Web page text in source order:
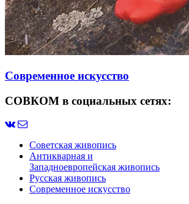
Современное искусство
СОВКОМ в социальных сетях:
Советская живопись
Антикварная и
Западноевропейская живопись
Русская живопись
Современное искусство